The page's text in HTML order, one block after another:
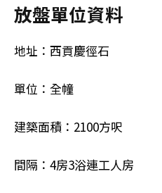
放盤單位資料
地址：西貢慶徑石
單位：全幢
建築面積：2100方呎
間隔：4房3浴連工人房